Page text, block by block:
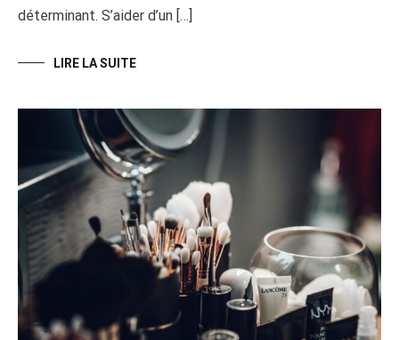
déterminant. S’aider d’un […]
LIRE LA SUITE